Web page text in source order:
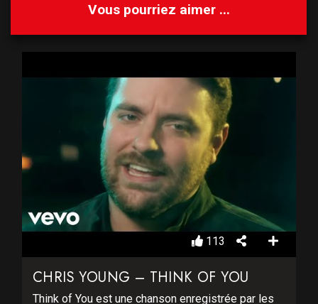
Vous pourriez aimer ...
113
CHRIS YOUNG – THINK OF YOU
Think of You est une chanson enregistrée par les